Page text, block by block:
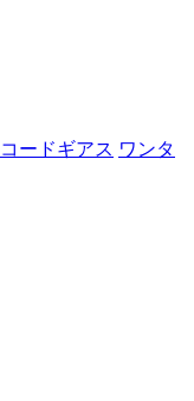
ードギアス ワンタ